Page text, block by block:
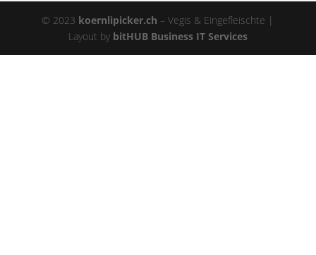
© 2023 koernlipicker.ch – Vegis & Eingefleischte |
Layout by bitHUB Business IT Services